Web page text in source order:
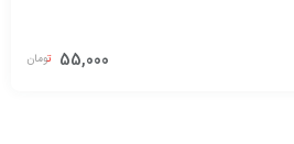
55,000 تومان